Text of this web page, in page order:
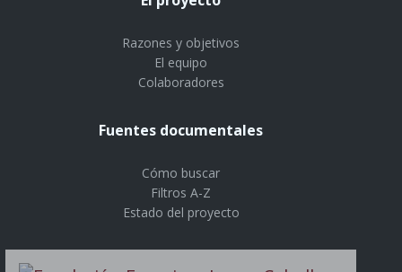
Razones y objetivos
El equipo
Colaboradores
Fuentes documentales
Cómo buscar
Filtros A-Z
Estado del proyecto